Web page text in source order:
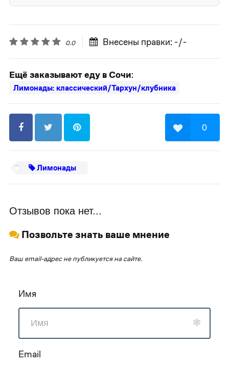
0.0 Внесены правки: -/-
Ещё заказывают еду в Сочи:
Лимонады: классический/Тархун/клубника
0
Лимонады
Отзывов пока нет...
Позвольте знать ваше мнение
Ваш email-адрес не публикуется на сайте.
Имя
Email